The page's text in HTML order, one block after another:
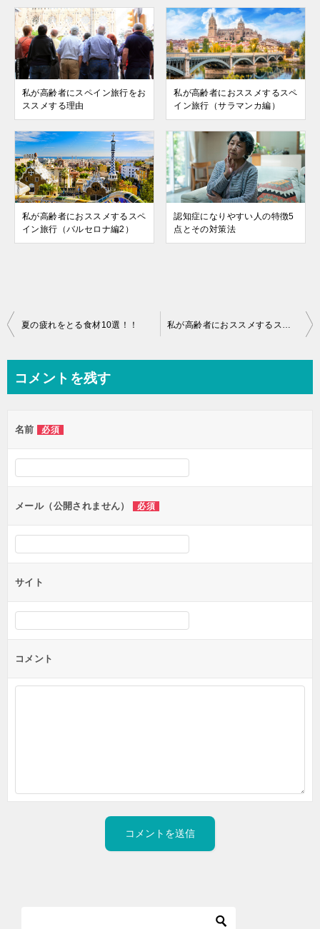
私が高齢者にスペイン旅行をお
ススメする理由
私が高齢者におススメするスペ
イン旅行（サラマンカ編）
私が高齢者におススメするスペ
イン旅行（バルセロナ編2）
認知症になりやすい人の特徴5
点とその対策法
投
ビ
ー
シ
ョ
ン
夏の疲れをとる食材10選！！
コメントを残す
名前 必須
メール（公開されません） 必須
サイト
コメント